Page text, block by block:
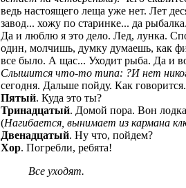
ведь настоящего леща уже нет. Лет
завод... хожу по старинке... да
Да и люблю я это дело. Лед, лунка.
один, молчишь, думку думаешь, как
все было. А щас... Уходит рыба. Да и
Слышится что-то типа: ?И нет
сегодня. Дальше пойду. Как
Пятый. Куда это ты?
Тринадцатый. Домой пора. Вон
(Нагибается, вынимает из кармана
Двенадцатый. Ну что, пойдем?
Хор. Погребли, ребята!
Все уходят.